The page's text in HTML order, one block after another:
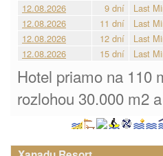
12.08.2026
9 dní Last
12.08.2026
11 dní Last
12.08.2026
12 dní Last
12.08.2026
15 dní Last
Hotel priamo na 110
rozlohou 30.000 m2